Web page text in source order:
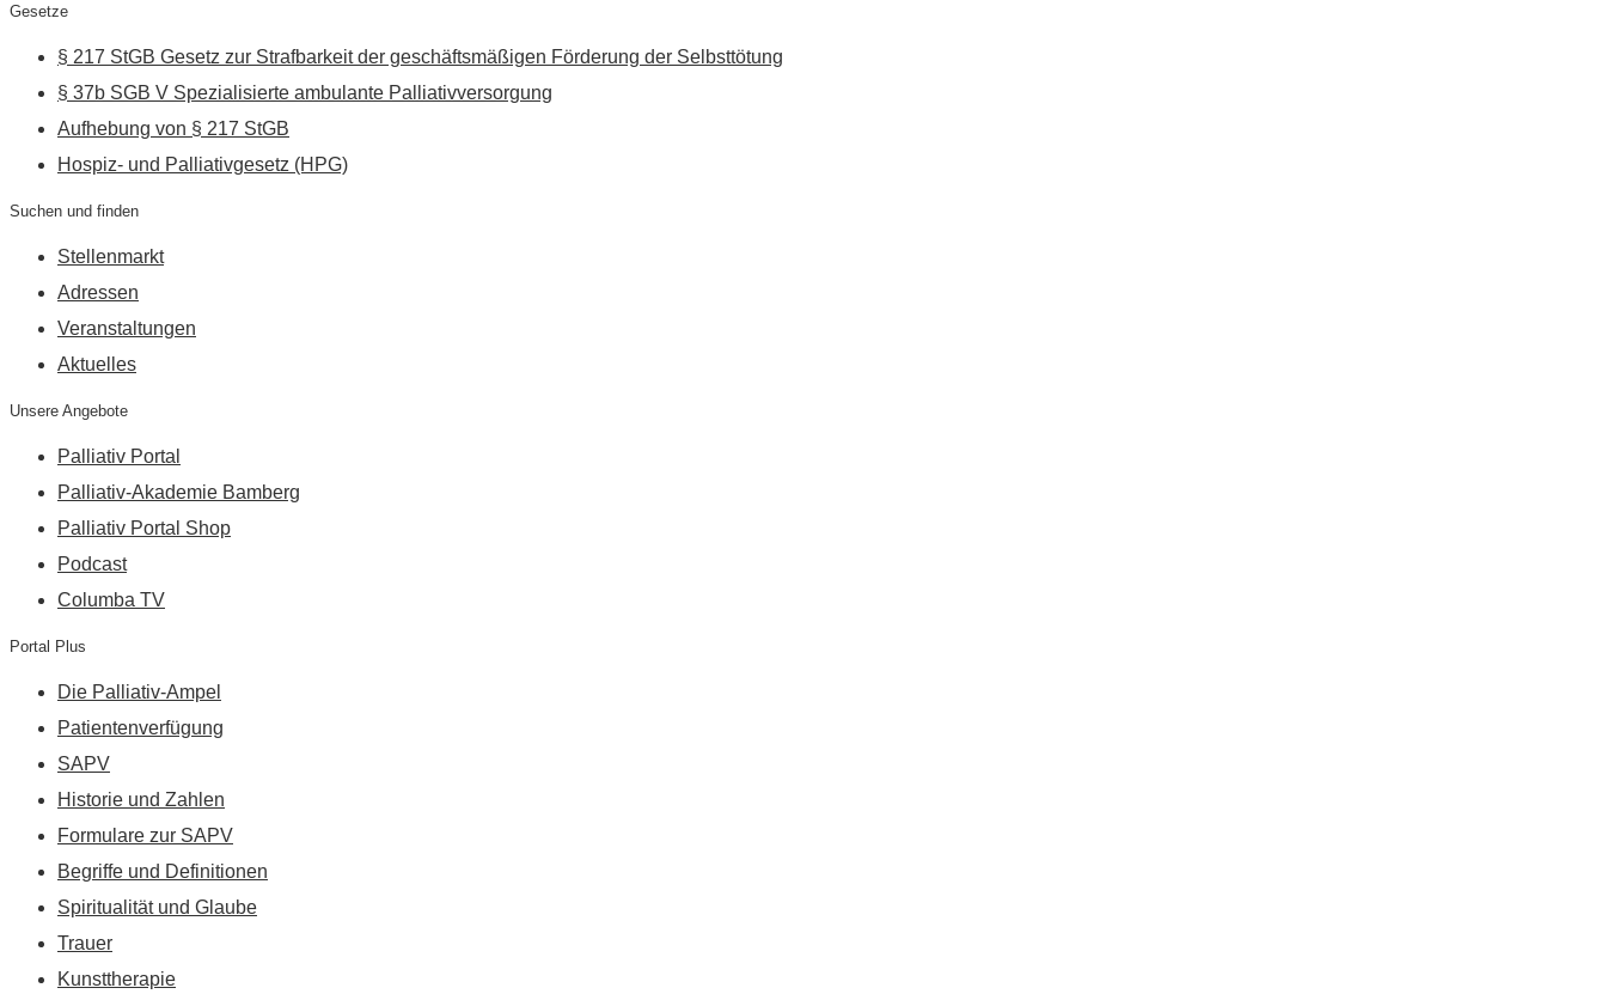
Gesetze
§ 217 StGB Gesetz zur Strafbarkeit der geschäftsmäßigen Förderung der Selbsttötung
§ 37b SGB V Spezialisierte ambulante Palliativversorgung
Aufhebung von § 217 StGB
Hospiz- und Palliativgesetz (HPG)
Suchen und finden
Stellenmarkt
Adressen
Veranstaltungen
Aktuelles
Unsere Angebote
Palliativ Portal
Palliativ-Akademie Bamberg
Palliativ Portal Shop
Podcast
Columba TV
Portal Plus
Die Palliativ-Ampel
Patientenverfügung
SAPV
Historie und Zahlen
Formulare zur SAPV
Begriffe und Definitionen
Spiritualität und Glaube
Trauer
Kunsttherapie